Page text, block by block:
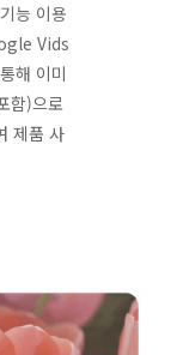
능 이용
Vids
해 이미
함)으로
제품 사